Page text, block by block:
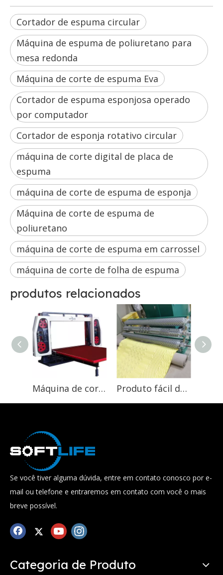
Cortador de espuma circular
Máquina de espuma de poliuretano para
mesa redonda
Máquina de corte de espuma Eva
Cortador de espuma esponjosa operado
por computador
Cortador de esponja rotativo circular
máquina de corte digital de placa de
espuma
máquina de corte de espuma de esponja
Máquina de corte de espuma de
poliuretano
máquina de corte de espuma em carrossel
máquina de corte de folha de espuma
produtos relacionados
Máquina de corte horizontal da espuma do plutônio do controle de computador máquina da espuma do bloco para a esponja do látex Produto fácil de vender Cortador de placa de espuma de pvc com ondulação de perfil simétrico
Se você tiver alguma dúvida, entre em contato conosco por e-
mail ou telefone e entraremos em contato com você o mais
breve possível.
Categoria de Produto